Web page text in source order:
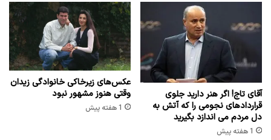
آقای تاج! اگر هنر دارید جلوی
قراردادهای نجومی را که آتش به
دل مردم می اندازد بگیرید
1 هفته پیش
عکس‌های زیرخاکی خانوادگی زیدان
وقتی هنوز مشهور نبود
1 هفته پیش